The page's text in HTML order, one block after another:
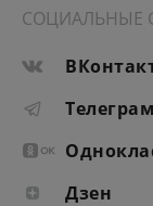
СОЦИАЛЬНЫЕ
Телеграм
Дзен